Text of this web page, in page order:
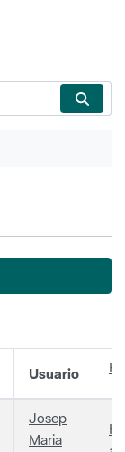
Usuario
Josep
Maria